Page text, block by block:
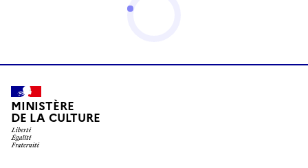
MINISTÈRE
DE LA CULTURE